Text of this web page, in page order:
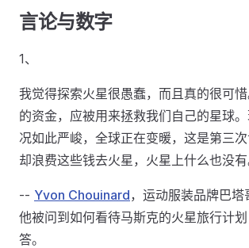
言论与数字
1、
我觉得探索火星很愚蠢，而且真的很可
的资金，应被用来拯救我们自己的星球
况如此严峻，全球正在变暖，这是第三
却浪费这些钱去火星，火星上什么也没有
-- Yvon Chouinard，运动服装品牌巴塔
他被问到如何看待马斯克的火星旅行计
答。